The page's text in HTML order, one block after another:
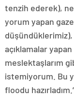
tenzih ederek),
yorum yapan
açıklamalar
meslektaşlarım
istemiyorum. Bu
floodu